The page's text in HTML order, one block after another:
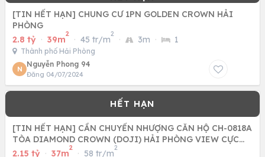
[TIN HẾT HẠN] CHUNG CƯ 1PN GOLDEN CROWN HẢI
PHÒNG
2.8 tỷ · 39m
2
· 45 tr/m
2
· 3m · 1
Thành phố Hải Phòng
N
Nguyễn Phong 94
Đăng 04/07/2024
[TIN HẾT HẠN] CẦN CHUYỂN NHƯỢNG CĂN HỘ CH-0818A
TÒA DIAMOND CROWN (DOJI) HẢI PHÒNG VIEW CỰC
ĐỈNH.
2.15 tỷ · 37m
2
· 58 tr/m
2